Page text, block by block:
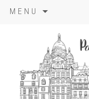
MENU
principal